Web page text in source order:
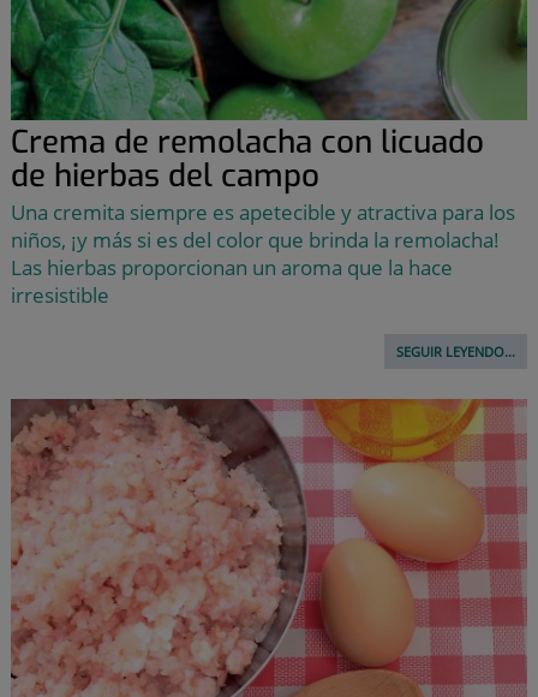
Crema de remolacha con licuado
de hierbas del campo
Una cremita siempre es apetecible y atractiva para los
niños, ¡y más si es del color que brinda la remolacha!
Las hierbas proporcionan un aroma que la hace
irresistible
SEGUIR LEYENDO...